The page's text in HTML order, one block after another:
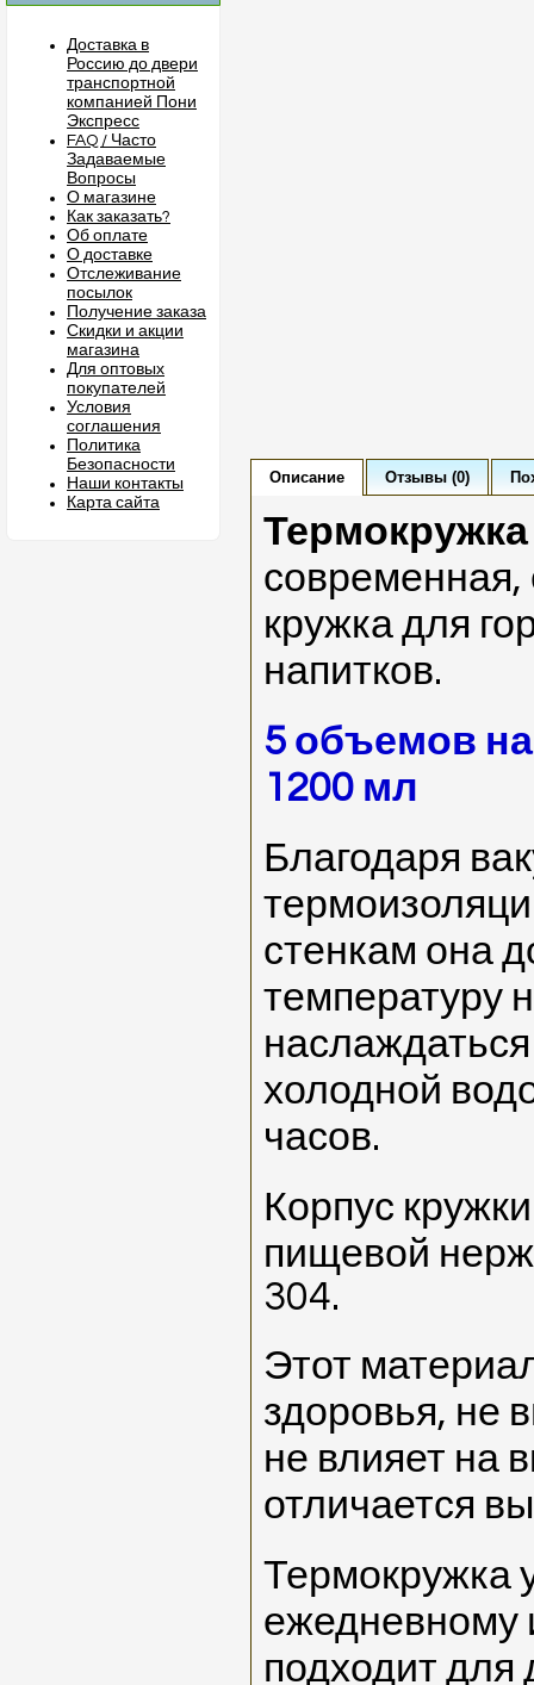
Доставка в
Россию до двери
транспортной
компанией Пони
Экспресс
FAQ / Часто
Задаваемые
Вопросы
О магазине
Как заказать?
Об оплате
О доставке
Отслеживание
посылок
Получение заказа
Скидки и акции
магазина
Для оптовых
покупателей
Условия
соглашения
Политика
Безопасности
Наши контакты
Карта сайта
Описание Отзывы (0)
современная,
кружка для
напитков.
5 объемов
1200 мл
Благодаря
стенкам она
температуру
холодной
часов.
Корпус
пищевой
304.
Этот
здоровья, не
не влияет на
отличается
Термокружка
ежедневному
подходит